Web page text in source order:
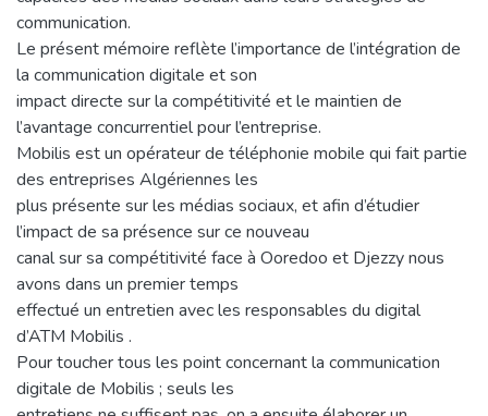
communication.
Le présent mémoire reflète l’importance de l’intégration de
la communication digitale et son
impact directe sur la compétitivité et le maintien de
l’avantage concurrentiel pour l’entreprise.
Mobilis est un opérateur de téléphonie mobile qui fait partie
des entreprises Algériennes les
plus présente sur les médias sociaux, et afin d’étudier
l’impact de sa présence sur ce nouveau
canal sur sa compétitivité face à Ooredoo et Djezzy nous
avons dans un premier temps
effectué un entretien avec les responsables du digital
d’ATM Mobilis .
Pour toucher tous les point concernant la communication
digitale de Mobilis ; seuls les